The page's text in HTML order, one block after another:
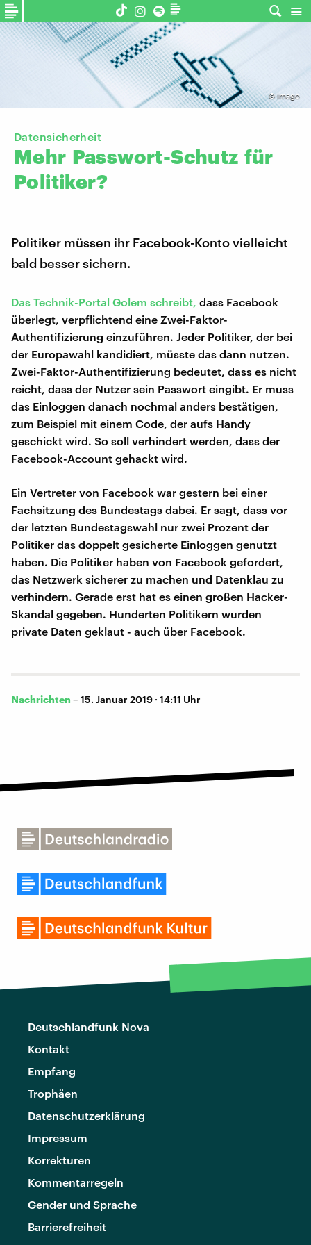
©imago
Datensicherheit
Mehr Passwort-Schutz für
Politiker?
Politiker müssen ihr Facebook-Konto vielleicht
bald besser sichern.
Das Technik-Portal Golem schreibt, dass Facebook
überlegt, verpflichtend eine Zwei-Faktor-
Authentifizierung einzuführen. Jeder Politiker, der bei
der Europawahl kandidiert, müsste das dann nutzen.
Zwei-Faktor-Authentifizierung bedeutet, dass es nicht
reicht, dass der Nutzer sein Passwort eingibt. Er muss
das Einloggen danach nochmal anders bestätigen,
zum Beispiel mit einem Code, der aufs Handy
geschickt wird. So soll verhindert werden, dass der
Facebook-Account gehackt wird.
Ein Vertreter von Facebook war gestern bei einer
Fachsitzung des Bundestags dabei. Er sagt, dass vor
der letzten Bundestagswahl nur zwei Prozent der
Politiker das doppelt gesicherte Einloggen genutzt
haben. Die Politiker haben von Facebook gefordert,
das Netzwerk sicherer zu machen und Datenklau zu
verhindern. Gerade erst hat es einen großen Hacker-
Skandal gegeben. Hunderten Politikern wurden
private Daten geklaut - auch über Facebook.
Nachrichten – 15. Januar 2019 · 14:11 Uhr
Deutschlandfunk Nova
Kontakt
Empfang
Trophäen
Datenschutzerklärung
Impressum
Korrekturen
Kommentarregeln
Gender und Sprache
Barrierefreiheit